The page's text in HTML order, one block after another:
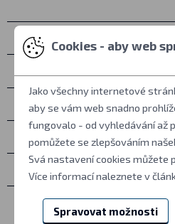
Kontakty
Vše o nákupu
Další informace
Ostatní
Cookies - aby web
Jako všechny internetové
aby se vám web snadno
fungovalo - od vyhledávání až
pomůžete se zlepšováním
Svá nastavení cookies můžete
Více informací naleznete v
Spravovat možnosti